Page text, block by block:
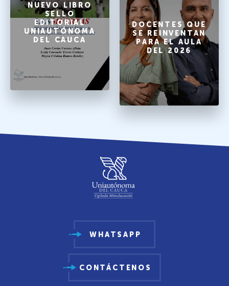
NUEVO LIBRO
SELLO
EDITORIAL
UNIAUTÓNOMA
DEL CAUCA
DOCENTES QUE
SE REINVENTAN
PARA EL AULA
DEL 2026
WHATSAPP
CONTÁCTENOS